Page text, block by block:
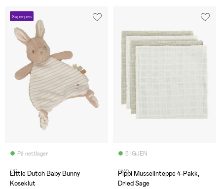
Superpris
På nettlager
(3)
Little Dutch Baby Bunny
Koseklut
5 IGJEN
(52)
Pippi Musselinteppe 4-Pakk,
Dried Sage